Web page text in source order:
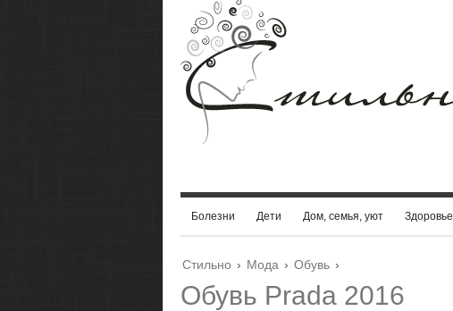
Болезни Дети Дом, семья, уют Здоровье
Стильно › Мода › Обувь ›
Обувь Prada 2016